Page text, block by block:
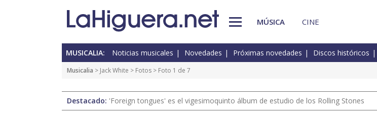
MÚSICA CINE
MUSICALIA: Noticias musicales Novedades Próximas novedades Discos históricos
Musicalia > Jack White > Fotos > Foto 1 de 7
Destacado: 'Foreign tongues' es el vigesimoquinto álbum de estudio de los Rolling Stones